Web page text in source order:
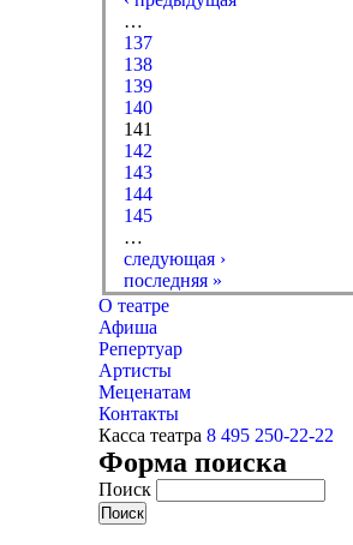
…
137
138
139
140
141
142
143
144
145
…
следующая ›
последняя »
О театре
Афиша
Репертуар
Артисты
Меценатам
Контакты
Касса театра 8 495 250-22-22
Форма поиска
Поиск